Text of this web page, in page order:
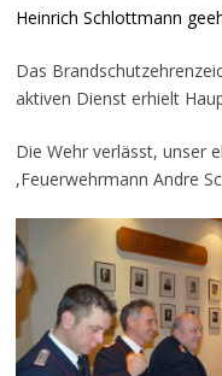
Heinrich Schlottmann
Das
aktiven Dienst erhielt
Die Wehr verlässt, unser
,Feuerwehrmann Andre